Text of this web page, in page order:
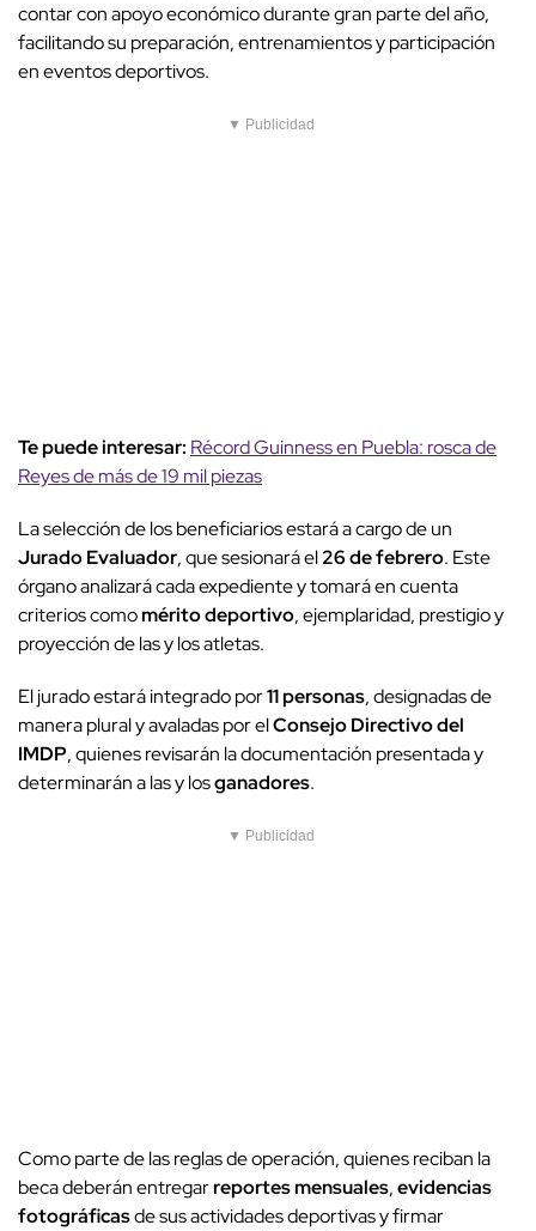
contar con apoyo económico durante gran parte del año,
facilitando su preparación, entrenamientos y participación
en eventos deportivos.
▼ Publicidad
Te puede interesar: Récord Guinness en Puebla: rosca de
Reyes de más de 19 mil piezas
La selección de los beneficiarios estará a cargo de un
Jurado Evaluador, que sesionará el26 de febrero. Este
órgano analizará cada expediente y tomará en cuenta
criterios comomérito deportivo, ejemplaridad, prestigio y
proyección de las y los atletas.
El jurado estará integrado por11 personas, designadas de
manera plural y avaladas por elConsejo Directivo del
IMDP, quienes revisarán la documentación presentada y
determinarán a las y losganadores.
▼ Publicidad
Como parte de las reglas de operación, quienes reciban la
beca deberán entregarreportes mensuales,evidencias
fotográficasde sus actividades deportivas y firmar